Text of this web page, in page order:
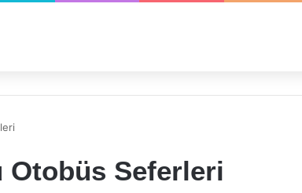
Otobüs Seferleri